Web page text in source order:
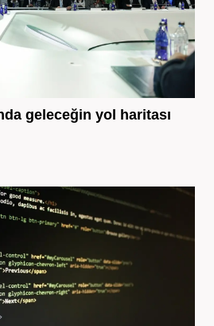
geleceğin yol haritası